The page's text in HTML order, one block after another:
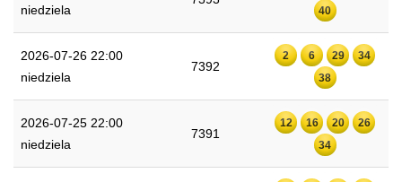
niedziela
40
2026-07-26 22:00
niedziela
7392
2 6 29
34
38
2026-07-25 22:00
niedziela
7391
12 16 20
26
34